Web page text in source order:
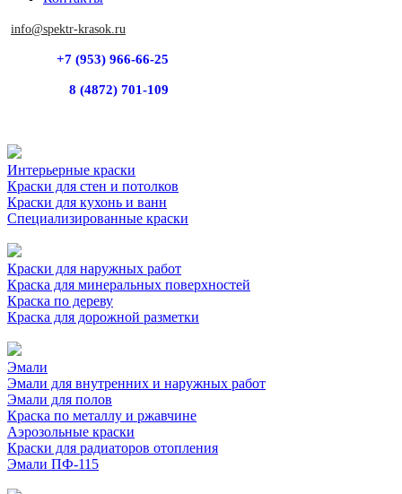
info@spektr-krasok.ru
+7 (953) 966-66-25
8 (4872) 701-109
Интерьерные краски
Краски для стен и потолков
Краски для кухонь и ванн
Специализированные краски
Краски для наружных работ
Краска для минеральных поверхностей
Краска по дереву
Краска для дорожной разметки
Эмали
Эмали для внутренних и наружных работ
Эмали для полов
Краска по металлу и ржавчине
Аэрозольные краски
Краски для радиаторов отопления
Эмали ПФ-115